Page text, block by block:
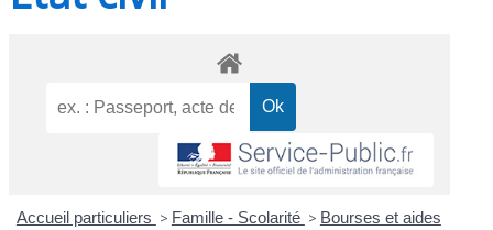
Accueil particuliers > Famille - Scolarité > Bourses et aides